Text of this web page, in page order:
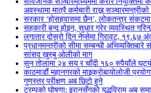
अवस्थामा मात्रै कर्मचारी राख्न सञ्चारमन्त्रीको
सरकार ‘होसहवासमा छैन’, लोकतन्त्र
सहकारी बन्द होइन, सुधार गरेर व्यवस्थित
लगातार दोस्रो दिन नेप्सेमा गिरावट, १९.६७
प्रधानमन्त्रीको सीमा सम्बन्धी
सांसद खुस्बु ओलीको माग
सुन तोलामा २४ सय र चाँदी १६० रुपैयाँले
काठमाडौं महानगरको माइक्रोबायोलोजी
गुणस्तर परीक्षण अब छिटो हुने
ट्रम्पको घोषणा: इरानसँगको युद्धविराम अब